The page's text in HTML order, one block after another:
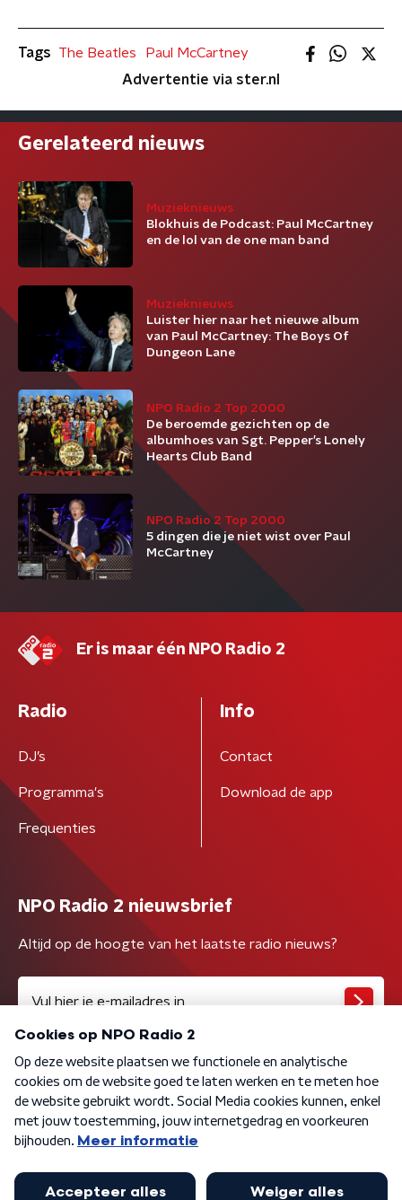
Tags The Beatles
Paul McCartney
Advertentie via ster.nl
Gerelateerd nieuws
Muzieknieuws
Blokhuis de Podcast: Paul McCartney
en de lol van de one man band
Muzieknieuws
Luister hier naar het nieuwe album
van Paul McCartney: The Boys Of
Dungeon Lane
NPO Radio 2 Top 2000
De beroemde gezichten op de
albumhoes van Sgt. Pepper’s Lonely
Hearts Club Band
NPO Radio 2 Top 2000
5 dingen die je niet wist over Paul
McCartney
Er is maar één NPO Radio 2
Radio
DJ’s
Programma's
Frequenties
Info
Contact
Download de app
NPO Radio 2 nieuwsbrief
Altijd op de hoogte van het laatste radio nieuws?
Algemene voorwaarden